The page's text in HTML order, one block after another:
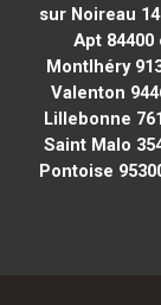
sur Noireau
Apt 84400
Montlhéry
Valenton
Lillebonne
Saint Malo
Pontoise